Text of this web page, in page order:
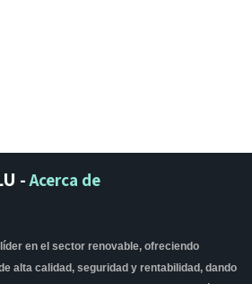
-Acerca de
en el sector renovable, ofreciendo
alta calidad, seguridad y rentabilidad, dando